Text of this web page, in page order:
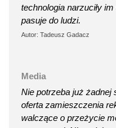
technologia narzuciły
pasuje do ludzi.
Autor: Tadeusz Gadacz
Media
Nie potrzeba już
oferta zamieszczenia
walczące o przeżycie